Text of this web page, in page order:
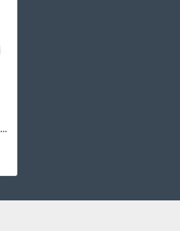
Diamond TS22/X Ipari konyhai előkészítés